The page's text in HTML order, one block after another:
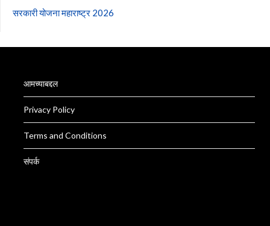
सरकारी योजना महाराष्ट्र 2026
आमच्याबद्दल
Privacy Policy
Terms and Conditions
संपर्क